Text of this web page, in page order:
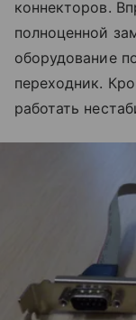
коннекторов.
полноценной
оборудование
переходник.
работать